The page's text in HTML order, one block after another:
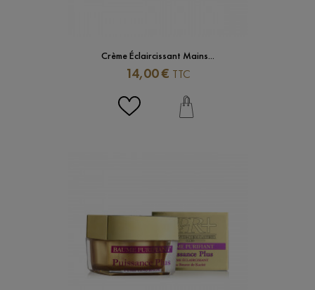
Crème Éclaircissant Mains...
Prix
14,00 € TTC